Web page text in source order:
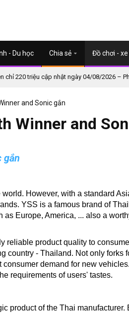
- Du học Chia sẻ Đồ chơi -
chỉ 220 triệu cập nhật ngày 04/08/2026 –
and Sonic gắn
Winner and
gắn
world. However, with a standard
YSS is a famous brand of
Europe, America, ... also a
reliable product quality to
country - Thailand. Not only forks
demand for new vehicles.
requirements of users' tastes.
product of the Thai manufacturer.